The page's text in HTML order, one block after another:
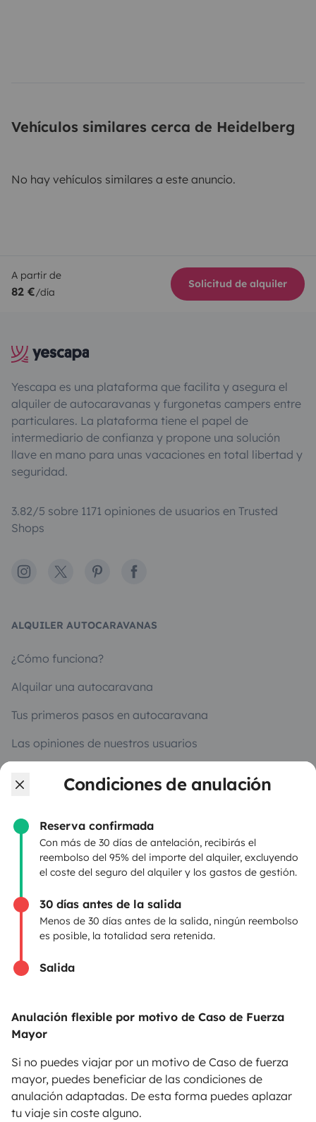
Condiciones de anulación
Reserva confirmada
Con más de 30 días de antelación, recibirás el
reembolso del 95% del importe del alquiler, excluyendo
el coste del seguro del alquiler y los gastos de gestión.
30 días antes de la salida
Menos de 30 días antes de la salida, ningún reembolso
es posible, la totalidad sera retenida.
Salida
Anulación flexible por motivo de Caso de Fuerza
Mayor
Si no puedes viajar por un motivo de Caso de fuerza
mayor, puedes beneficiar de las condiciones de
anulación adaptadas. De esta forma puedes aplazar
tu viaje sin coste alguno.
Vehículos similares cerca de Heidelberg
No hay vehículos similares a este anuncio.
A partir de
82 €/día
Solicitud de alquiler
Yescapa es una plataforma que facilita y asegura el
alquiler de autocaravanas y furgonetas campers entre
particulares. La plataforma tiene el papel de
intermediario de confianza y propone una solución
llave en mano para unas vacaciones en total libertad y
seguridad.
3.82/5 sobre 1171 opiniones de usuarios en Trusted
Shops
Instagram
X PinterestFacebook
ALQUILER AUTOCARAVANAS
¿Cómo funciona?
Alquilar una autocaravana
Tus primeros pasos en autocaravana
Las opiniones de nuestros usuarios
PROPIETARIOS
Anunciar un vehículo
Seguros de alquiler
Asistencias de alquiler
Ayuda propietario
Medios de pago seguros Pago en varios plazos
Descargar en
Disponible en